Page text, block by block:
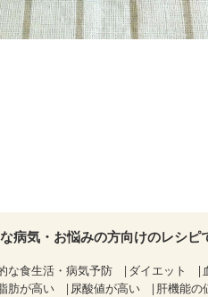
病気・お悩みの方向けのレシピ
な食生活・病気予防 ダイエット
肪が高い
尿酸値が高い 肝機能の